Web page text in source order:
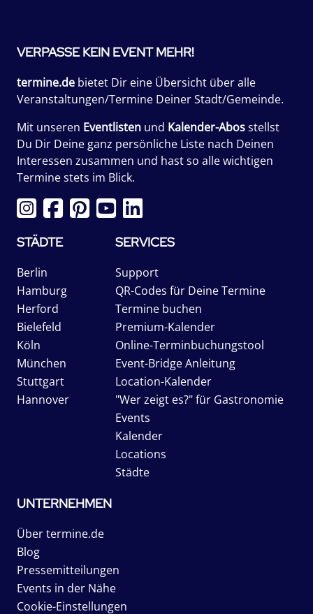
VERPASSE KEIN EVENT MEHR!
termine.de bietet Dir eine Übersicht über alle
Veranstaltungen/Termine Deiner Stadt/Gemeinde.
Mit unseren Eventlisten und Kalender-Abosstellst
Du Dir Deine ganz persönliche Liste nach Deinen
Interessen zusammen und hast so alle wichtigen
Termine stets im Blick.
STÄDTE
Berlin
Hamburg
Herford
Bielefeld
Köln
München
Stuttgart
Hannover
SERVICES
Support
QR-Codes für Deine Termine
Termine buchen
Premium-Kalender
Online-Terminbuchungstool
Event-Bridge Anleitung
Location-Kalender
"Wer zeigt es?" für Gastronomie
Events
Kalender
Locations
Städte
UNTERNEHMEN
Über termine.de
Blog
Pressemitteilungen
Events in der Nähe
Cookie-Einstellungen